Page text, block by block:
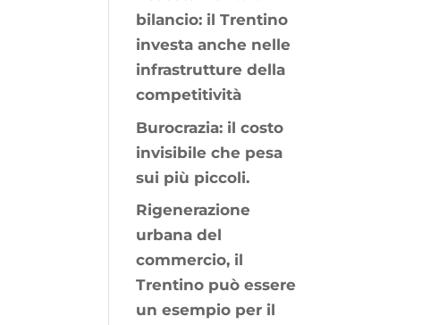
bilancio: il Trentino
investa anche nelle
infrastrutture della
competitività
Burocrazia: il costo
invisibile che pesa
sui più piccoli.
Rigenerazione
urbana del
commercio, il
Trentino può essere
un esempio per il